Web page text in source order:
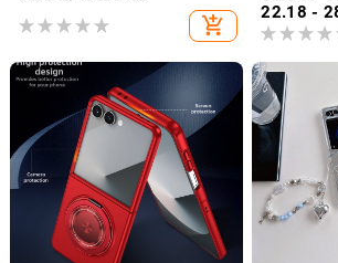
add_shopping_cart
22.18 -